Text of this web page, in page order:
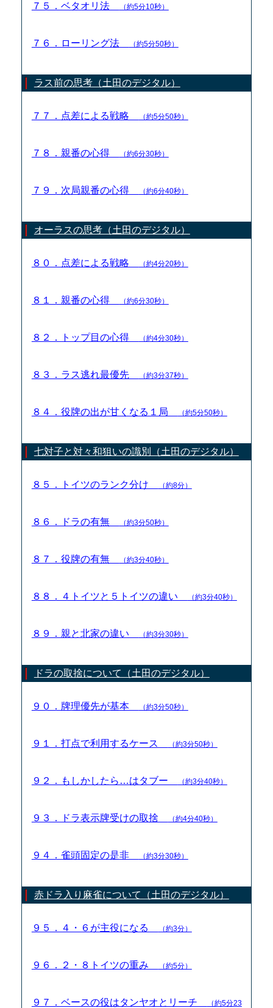
７５．ベタオリ法 （約5分10秒）
７６．ローリング法 （約5分50秒）
ラス前の思考（土田のデジタル）
７７．点差による戦略 （約5分50秒）
７８．親番の心得 （約6分30秒）
７９．次局親番の心得 （約6分40秒）
オーラスの思考（土田のデジタル）
８０．点差による戦略 （約4分20秒）
８１．親番の心得 （約6分30秒）
８２．トップ目の心得 （約4分30秒）
８３．ラス逃れ最優先 （約3分37秒）
８４．役牌の出が甘くなる１局 （約5分50秒）
七対子と対々和狙いの識別（土田のデジタル）
８５．トイツのランク分け （約8分）
８６．ドラの有無 （約3分50秒）
８７．役牌の有無 （約3分40秒）
８８．４トイツと５トイツの違い （約3分40秒）
８９．親と北家の違い （約3分30秒）
ドラの取捨について（土田のデジタル）
９０．牌理優先が基本 （約3分50秒）
９１．打点で利用するケース （約3分50秒）
９２．もしかしたら…はタブー （約3分40秒）
９３．ドラ表示牌受けの取捨 （約4分40秒）
９４．雀頭固定の是非 （約3分30秒）
赤ドラ入り麻雀について（土田のデジタル）
９５．４・６が主役になる （約3分）
９６．２・８トイツの重み （約5分）
９７．ベースの役はタンヤオとリーチ
（約5分23